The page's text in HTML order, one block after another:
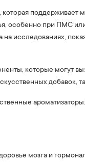
поддерживает
особенно при ПМС
исследованиях,
которые могут
добавок,
мозга и